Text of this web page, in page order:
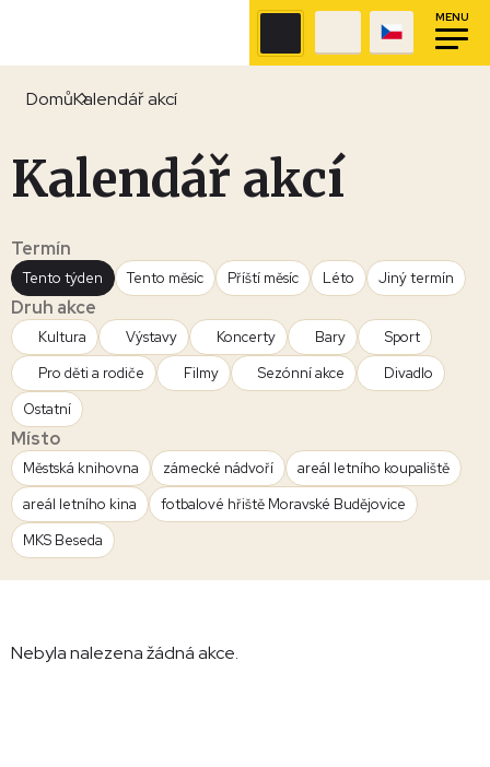
MENU
DomůKalendář akcí
Kalendář akcí
Termín
Tento týden Tento měsíc Příští měsíc Léto Jiný termín
Druh akce
Kultura Výstavy Koncerty Bary
Sport
Pro děti a rodiče
Filmy Sezónní akce
Divadlo
Ostatní
Místo
Městská knihovna zámecké nádvoří
areál letního koupaliště
areál letního kina
fotbalové hřiště Moravské Budějovice
MKS Beseda
Nebyla nalezena žádná akce.